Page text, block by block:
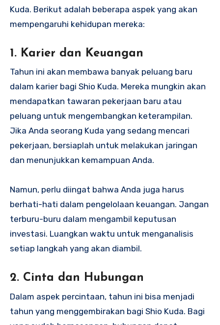
Kuda. Berikut adalah beberapa aspek yang akan
mempengaruhi kehidupan mereka:
1. Karier dan Keuangan
Tahun ini akan membawa banyak peluang baru
dalam karier bagi Shio Kuda. Mereka mungkin akan
mendapatkan tawaran pekerjaan baru atau
peluang untuk mengembangkan keterampilan.
Jika Anda seorang Kuda yang sedang mencari
pekerjaan, bersiaplah untuk melakukan jaringan
dan menunjukkan kemampuan Anda.
Namun, perlu diingat bahwa Anda juga harus
berhati-hati dalam pengelolaan keuangan. Jangan
terburu-buru dalam mengambil keputusan
investasi. Luangkan waktu untuk menganalisis
setiap langkah yang akan diambil.
2. Cinta dan Hubungan
Dalam aspek percintaan, tahun ini bisa menjadi
tahun yang menggembirakan bagi Shio Kuda. Bagi